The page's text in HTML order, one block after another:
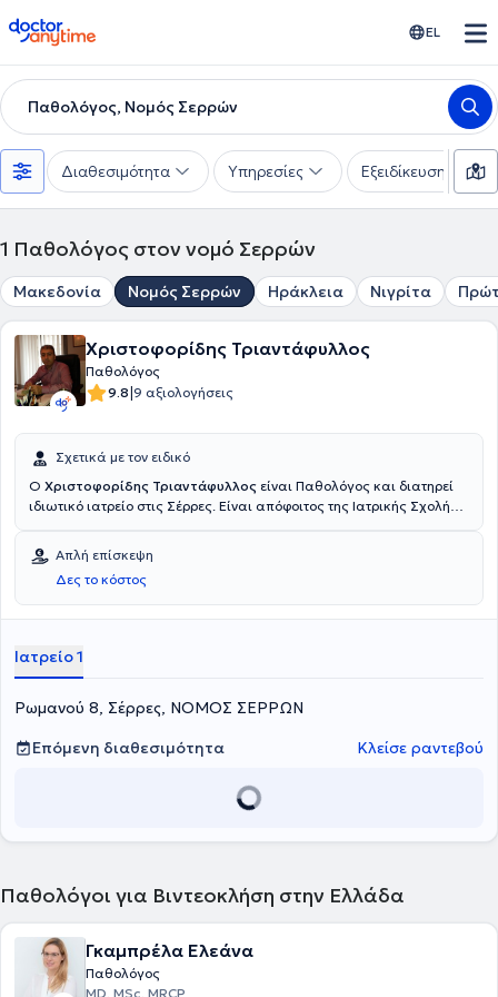
doctoranytime EL
Παθολόγος, Νομός Σερρών
Διαθεσιμότητα Υπηρεσίες Εξειδίκευση
1 Παθολόγος στον νομό Σερρών
Μακεδονία Νομός Σερρών Ηράκλεια Νιγρίτα
Χριστοφορίδης Τριαντάφυλλος
Παθολόγος
9.8|9 αξιολογήσεις
Σχετικά με τον ειδικό
Ο Χριστοφορίδης Τριαντάφυλλος είναι Παθολόγος και διατηρεί
ιδιωτικό ιατρείο στις Σέρρες. Είναι απόφοιτος της Ιατρικής Σχολής
στην Παθολογία, στο Γενικό Νοσοκομείο Σερρών και στο
Πανεπιστημιακό Γενικό Νοσοκομείο Θεσσαλονίκης. Παράλληλα με
το ιδιωτικό του ιατρείο, είναι υπεύθυνος της Μονάδας Χρόνιων
Παθήσεων της Κωστοπούλειος Στέγης. Τέλος, αποτελεί μέλος του
συνεδρίων στην Ελλάδα και το εξωτερικό.
Απλή επίσκεψη
Δες το κόστος
Ιατρείο 1
Ρωμανού 8, Σέρρες, ΝΟΜΟΣ ΣΕΡΡΩΝ
Επόμενη διαθεσιμότητα
Κλείσε ραντεβού
Παθολόγοι για Βιντεοκλήση στην Ελλάδα
Γκαμπρέλα Ελεάνα
Παθολόγος
MD, MSc, MRCP